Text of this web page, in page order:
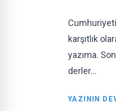
karşıtlık
yazıma.
derler…
YAZININ